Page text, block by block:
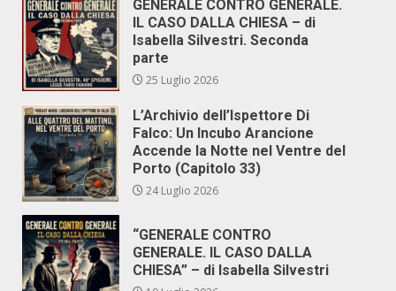
GENERALE CONTRO GENERALE.
IL CASO DALLA CHIESA – di
Isabella Silvestri. Seconda
parte
25 Luglio 2026
L’Archivio dell’Ispettore Di
Falco: Un Incubo Arancione
Accende la Notte nel Ventre del
Porto (Capitolo 33)
24 Luglio 2026
“GENERALE CONTRO
GENERALE. IL CASO DALLA
CHIESA” – di Isabella Silvestri